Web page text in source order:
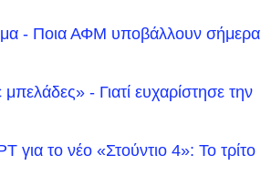
- Ποια ΑΦΜ υποβάλλουν σήμερα
- Γιατί ευχαρίστησε την
το νέο «Στούντιο 4»: Το τρίτο